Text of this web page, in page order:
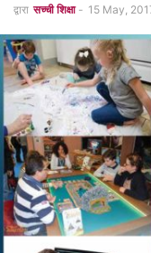
द्वारा सच्ची शिक्षा - 15 May,